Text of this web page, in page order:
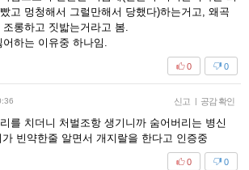
고 멍청해서 그럴만해서 당했다)하는거고, 왜곡
롱하고 짓밟는거라고 봄.
하는 이유중 하나임.
0
0
신고 | 공감 확인
를 치더니 처벌조항 생기니까 숨어버리는 병신
빈약한줄 알면서 개지랄을 한다고 인증중
0
0